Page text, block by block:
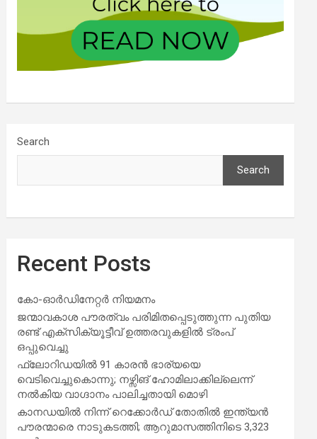
Search
Search
Recent Posts
കോ-ഓർഡിനേറ്റർ നിയമനം
ജന്മാവകാശ പൗരത്വം പരിമിതപ്പെടുത്തുന്ന പുതിയ
രണ്ട് എക്സിക്യൂട്ടീവ് ഉത്തരവുകളിൽ ട്രംപ്
ഒപ്പുവെച്ചു
ഫ്ലോറിഡയിൽ 91 കാരൻ ഭാര്യയെ
വെടിവെച്ചുകൊന്നു; നഴ്സിങ് ഹോമിലാക്കില്ലെന്ന്
നൽകിയ വാഗ്ദാനം പാലിച്ചതായി മൊഴി
കാനഡയിൽ നിന്ന് റെക്കോർഡ് തോതിൽ ഇന്ത്യൻ
പൗരന്മാരെ നാടുകടത്തി; ആറുമാസത്തിനിടെ 3,323